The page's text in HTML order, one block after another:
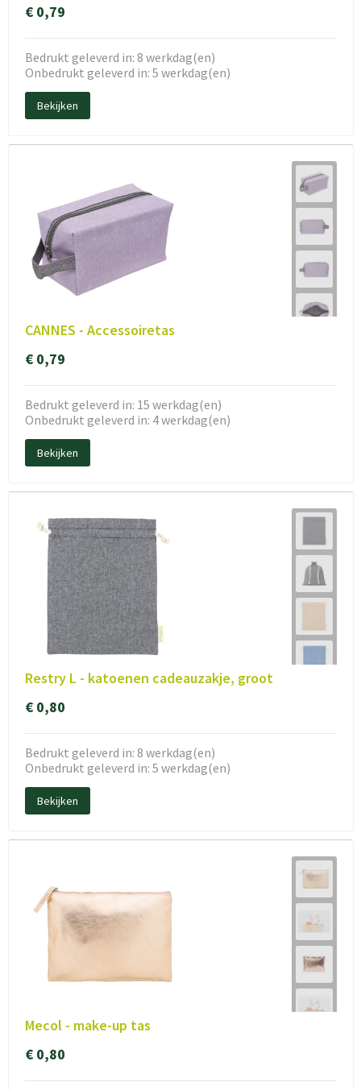
€ 0,79
Bedrukt geleverd in: 8 werkdag(en)
Onbedrukt geleverd in: 5 werkdag(en)
Bekijken
CANNES - Accessoiretas
€ 0,79
Bedrukt geleverd in: 15 werkdag(en)
Onbedrukt geleverd in: 4 werkdag(en)
Bekijken
Restry L - katoenen cadeauzakje, groot
€ 0,80
Bedrukt geleverd in: 8 werkdag(en)
Onbedrukt geleverd in: 5 werkdag(en)
Bekijken
Mecol - make-up tas
€ 0,80